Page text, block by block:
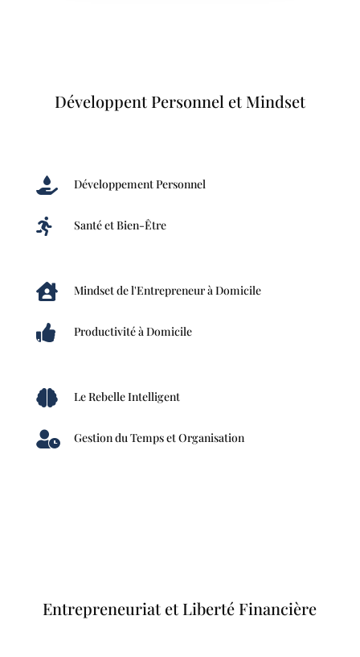
Développent Personnel et Mindset
 Développement Personnel
 Santé et Bien-Être
 Mindset de l'Entrepreneur à Domicile
 Productivité à Domicile
 Le Rebelle Intelligent
 Gestion du Temps et Organisation
Entrepreneuriat et Liberté Financière